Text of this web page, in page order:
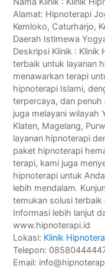
Alamat: Hipnoterapi
Kemloko, Caturharjo,
Daerah Istimewa
Deskripsi Klinik : Klinik
terbaik untuk layanan
menawarkan terapi
hipnoterapi Islami,
terpercaya, dan
juga melayani wilayah
Klaten, Magelang,
layanan hipnoterapi
paket hipnoterapi
terapi, kami juga
hipnoterapi untuk
lebih mendalam.
temukan solusi
Informasi lebih lanjut
www.hipnoterapi.id
Lokasi: Klinik
Telepon:
Email: